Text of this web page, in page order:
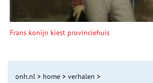
Frans konijn kiest provinciehuis
onh.nl > home > verhalen >